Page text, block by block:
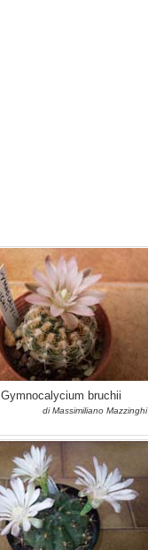
Gymnocalycium bruchii
di Massimiliano Mazzinghi